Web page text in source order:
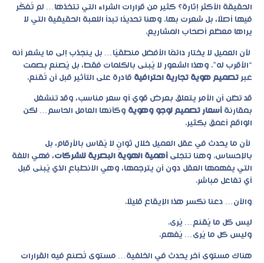
الحقيقة الأكثر إثارة؟ كثير من قرارات الشراء التي تتخذها… لم تُفكّر
فيها أصلًا، بل شعرت بها. وهنا تحديدًا تبدأ اللعبة الحقيقية التي لا
يراها معظم أصحاب المشاريع.
لأن العميل لا يختار دائمًا الأفضل منطقيًا… بل ينجذب إلى ما يشعر أنه
“الأقرب له”. وهذا الشعور لا يُبنى بالكلمات فقط، بل يُصنع بصمت
عبر تصميم هوية تجارية احترافية قادرة على التأثير قبل أن تُقنع.
قد تظن أن الأمر يتعلق بعرض قوي أو سعر مناسب، وقد تنشغل
بمقارنة أسعار تصميم لوجو وهوية وكأنها العامل الحاسم… لكن
الواقع أعمق بكثير.
لأن ما يحدث في عقل العميل خلال ثوانٍ لا يُقاس بالأرقام، بل
بالإحساس. وهنا تتجلى أهمية الهوية البصرية للشركات، فهي اللغة
التي يفهمها العقل دون أن يترجمها، وهي الانطباع الذي يُبنى قبل
أي تفاعل مباشر.
والآن… دعنا نكسر هذا الإيقاع قليلًا.
ليس كل ما يُقنع… يُرى.
وليس كل ما يُرى… يُفهم.
هناك مستوى آخر يحدث في الخلفية… مستوى تُصنع فيه القرارات